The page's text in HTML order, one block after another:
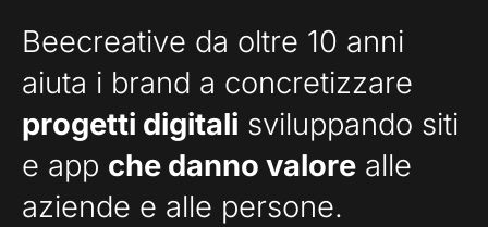
Beecreative da oltre 10 anni
aiuta i brand a concretizzare
progetti digitali sviluppando siti
e app che danno valore alle
aziende e alle persone.